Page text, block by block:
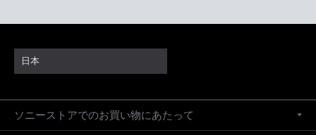
日本
ソニーストアでのお買い物にあたって